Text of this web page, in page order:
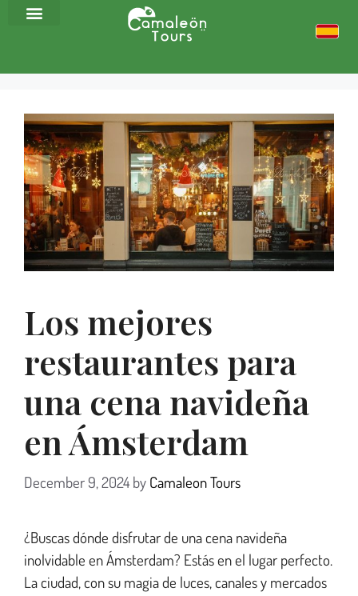
Los mejores
restaurantes para
una cena navideña
en Ámsterdam
December 9, 2024 by Camaleon Tours
¿Buscas dónde disfrutar de una cena navideña
inolvidable en Ámsterdam? Estás en el lugar perfecto.
La ciudad, con su magia de luces, canales y mercados